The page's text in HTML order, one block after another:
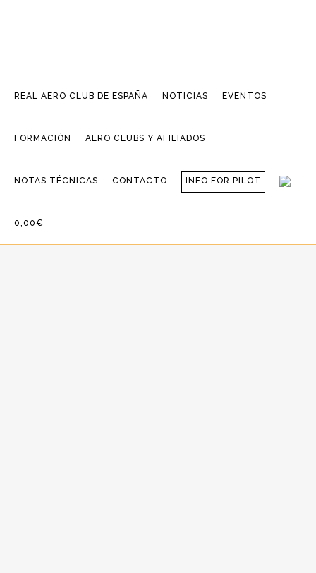
REAL AERO CLUB DE ESPAÑA NOTICIAS EVENTOS
FORMACIÓN AERO CLUBS Y AFILIADOS
NOTAS TÉCNICAS CONTACTO INFO FOR PILOT
0,00€